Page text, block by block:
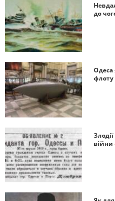
до
Одеса
флоту
війни